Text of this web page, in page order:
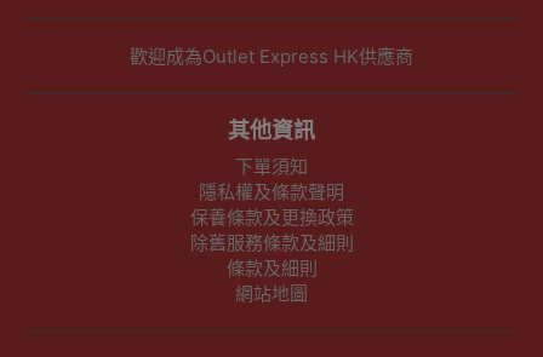
歡迎成為Outlet Express HK供應商
其他資訊
下單須知
隱私權及條款聲明
保養條款及更換政策
除舊服務條款及細則
條款及細則
網站地圖